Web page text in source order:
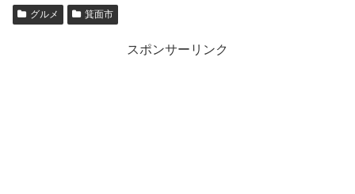
グルメ 箕面市
スポンサーリンク